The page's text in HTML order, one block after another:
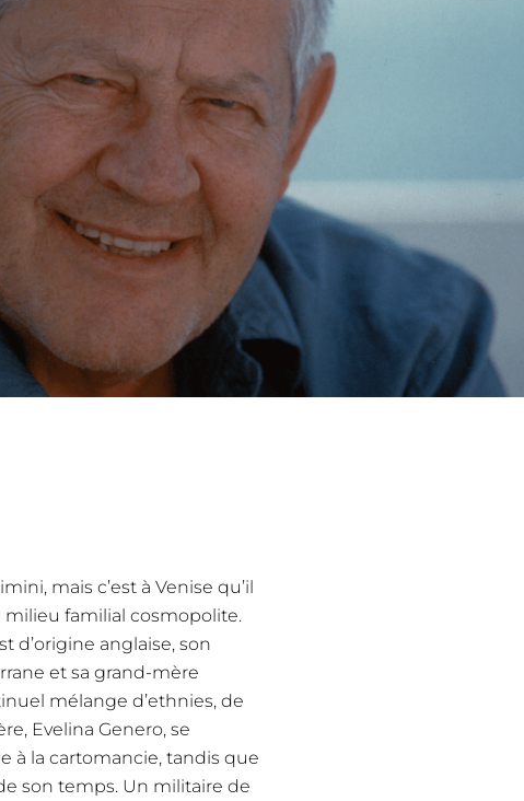
mais c’est à Venise qu’il
milieu familial cosmopolite.
d’origine anglaise, son
et sa grand-mère
mélange d’ethnies, de
Evelina Genero, se
à la cartomancie, tandis que
son temps. Un militaire de